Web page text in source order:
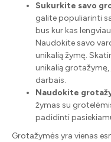
Sukurkite savo
galite populiarinti
bus kur kas
Naudokite savo
unikalią žymę.
unikalią
darbais.
Naudokite
žymas su
padidinti
Grotažymės yra vienas